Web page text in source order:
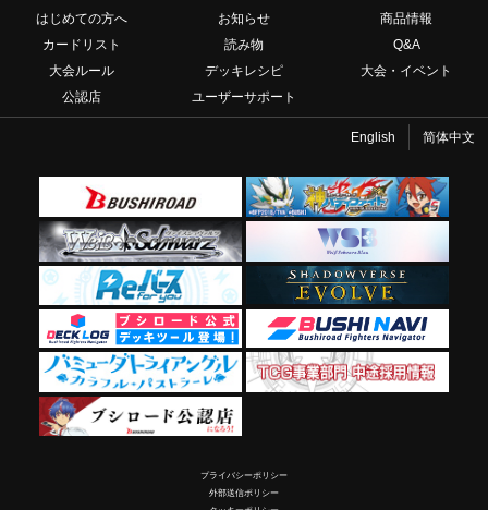
はじめての方へ お知らせ
商品情報
カードリスト
読み物
Q&A
大会ルール
デッキレシピ
大会・イベント
公認店
ユーザーサポート
English 简体中文
プライバシーポリシー
外部送信ポリシー